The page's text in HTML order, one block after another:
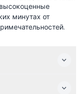
минутах от